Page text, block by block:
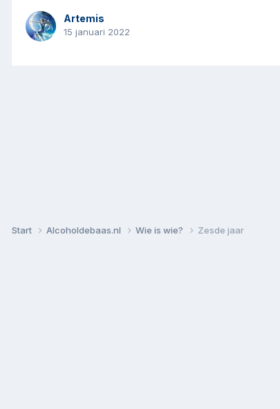
Artemis
15 januari 2022
Start Alcoholdebaas.nl Wie is wie? Zesde jaar